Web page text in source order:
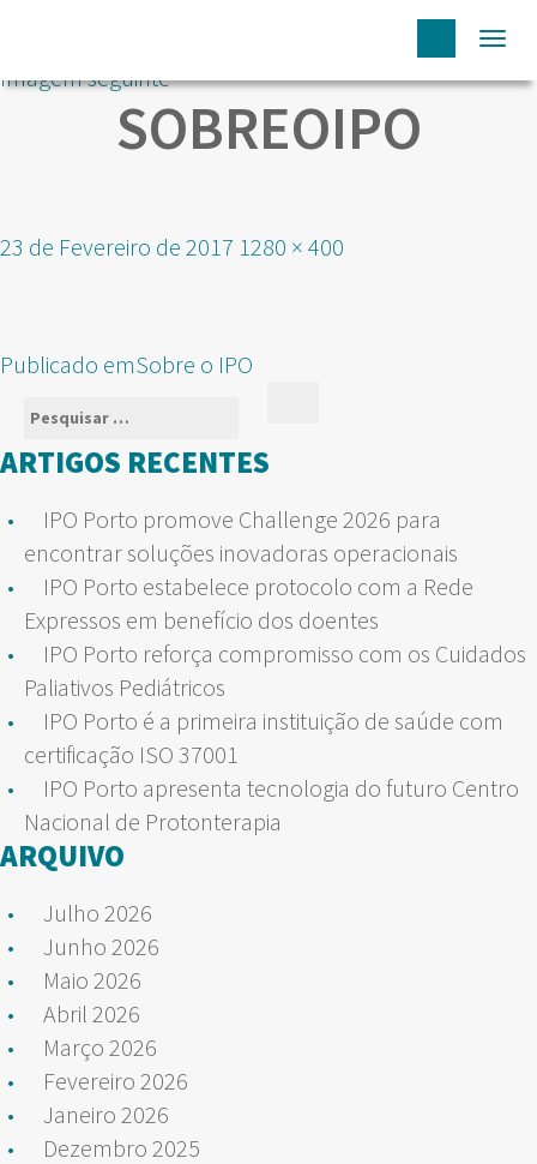
Imagem seguinte
SOBREOIPO
Publicado
23 de Fevereiro de 2017 Tamanho
1280 × 400
NAVEGAÇÃO
ARTIGOS
Publicado emSobre o IPO
Pesquisar
por:
ARTIGOS RECENTES
IPO Porto promove Challenge 2026 para
encontrar soluções inovadoras operacionais
IPO Porto estabelece protocolo com a Rede
Expressos em benefício dos doentes
IPO Porto reforça compromisso com os Cuidados
Paliativos Pediátricos
IPO Porto é a primeira instituição de saúde com
certificação ISO 37001
IPO Porto apresenta tecnologia do futuro Centro
Nacional de Protonterapia
ARQUIVO
Julho 2026
Junho 2026
Maio 2026
Abril 2026
Março 2026
Fevereiro 2026
Janeiro 2026
Dezembro 2025